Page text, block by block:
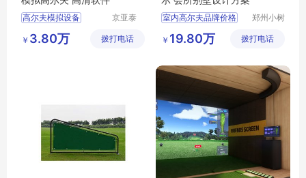
高尔夫模拟设备
京亚泰
技有限公
￥ 3.80万 拨打电话
室内高尔夫品牌价格
室内高尔夫与室外高尔夫
专业室内高尔夫价格
郑州小树
有限公司
￥ 19.80万 拨打电话